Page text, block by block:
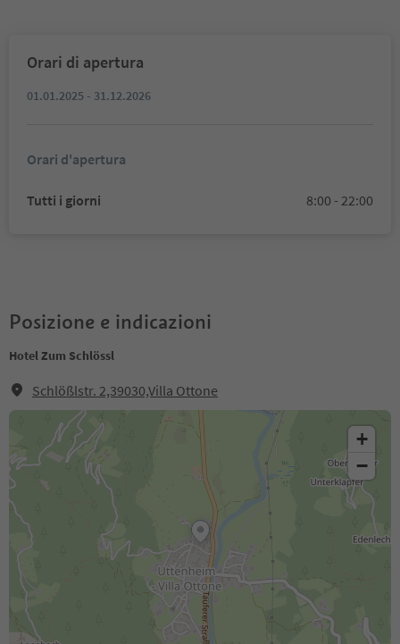
Orari di apertura
01.01.2025 - 31.12.2026
Orari d'apertura
Tutti i giorni 8:00 - 22:00
Posizione e indicazioni
Hotel Zum Schlössl
Schlößlstr. 2,39030,Villa Ottone
+
−